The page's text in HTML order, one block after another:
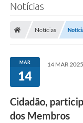
Notícias
Notícias
MAR
14
14 MAR 2025
Cidadão,
dos Membros